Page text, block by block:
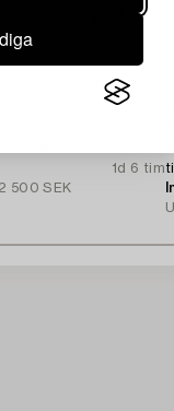
1d 6 tim
2 500 SEK